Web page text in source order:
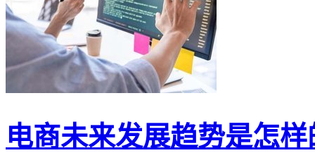
电商未来发展趋势是怎样